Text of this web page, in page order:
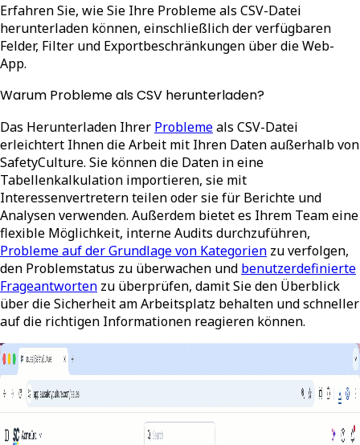
Erfahren Sie, wie Sie Ihre Probleme als CSV-Datei
herunterladen können, einschließlich der verfügbaren
Felder, Filter und Exportbeschränkungen über die Web-
App.
Warum Probleme als CSV herunterladen?
Das Herunterladen Ihrer Problemeals CSV-Datei
erleichtert Ihnen die Arbeit mit Ihren Daten außerhalb von
SafetyCulture. Sie können die Daten in eine
Tabellenkalkulation importieren, sie mit
Interessenvertretern teilen oder sie für Berichte und
Analysen verwenden. Außerdem bietet es Ihrem Team eine
flexible Möglichkeit, interne Audits durchzuführen,
Probleme auf der Grundlage von Kategorien zu verfolgen,
den Problemstatus zu überwachen und benutzerdefinierte
Frageantworten zu überprüfen, damit Sie den Überblick
über die Sicherheit am Arbeitsplatz behalten und schneller
auf die richtigen Informationen reagieren können.